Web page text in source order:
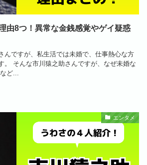
由8つ！異常な金銭感覚やゲイ疑惑
んですが、私生活では未婚で、仕事熱心な方
。 そんな市川猿之助さんですが、なぜ未婚な
ど...
エンタメ